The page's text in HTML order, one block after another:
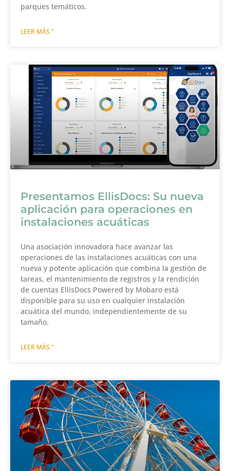
parques temáticos.
LEER MÁS "
Presentamos EllisDocs: Su nueva
aplicación para operaciones en
instalaciones acuáticas
Una asociación innovadora hace avanzar las
operaciones de las instalaciones acuáticas con una
nueva y potente aplicación que combina la gestión de
tareas, el mantenimiento de registros y la rendición
de cuentas EllisDocs Powered by Mobaro está
disponible para su uso en cualquier instalación
acuática del mundo, independientemente de su
tamaño.
LEER MÁS "